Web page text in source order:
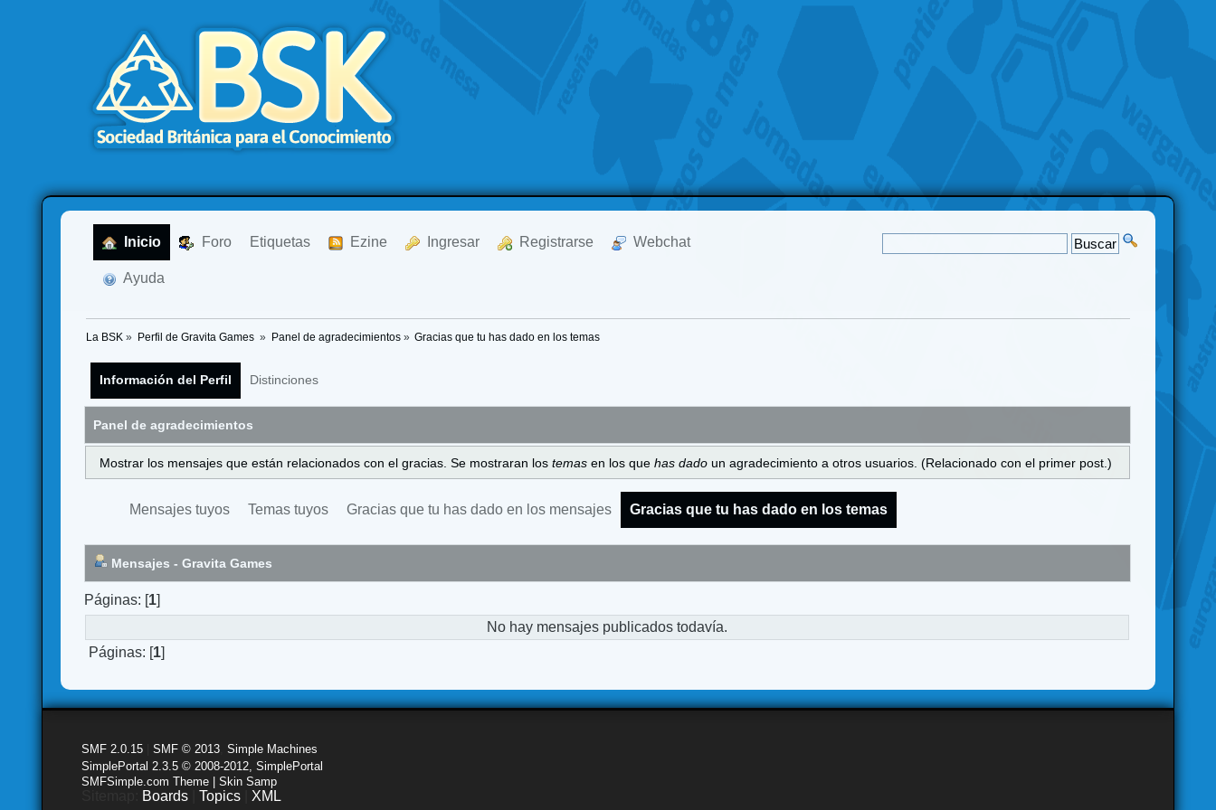
Inicio Foro Etiquetas Ezine Ingresar Registrarse Webchat
Ayuda
La BSK » Perfil de Gravita Games » Panel de agradecimientos» Gracias que tu has dado en los temas
Información del Perfil Distinciones
Panel de agradecimientos
Mostrar los mensajes que están relacionados con el gracias. Se mostraran los temas en los que has dado un agradecimiento a otros usuarios. (Relacionado con el primer post.)
Mensajes tuyos Temas tuyos Gracias que tu has dado en los mensajes Gracias que tu has dado en los temas
Mensajes - Gravita Games
Páginas: [1]
No hay mensajes publicados todavía.
Páginas: [1]
SMF 2.0.15 |SMF © 2013 ,Simple Machines
SimplePortal 2.3.5 © 2008-2012, SimplePortal
SMFSimple.com Theme | Skin Samp
Boards |Topics XML